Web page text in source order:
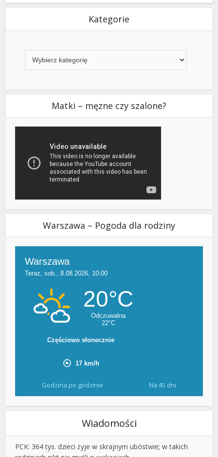
Kategorie
Matki – męzne czy szalone?
Warszawa – Pogoda dla rodziny
Godzina po godzinie Na 45 dni
Wiadomości
PCK: 364 tys. dzieci żyje w skrajnym ubóstwie; w takich